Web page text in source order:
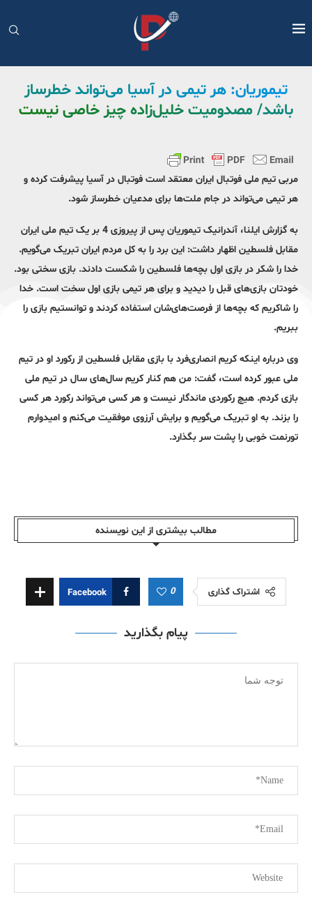
تیموریان: هر تیمی در آسیا می‌تواند خطرساز
باشد/ مصدومیت خلیل‌زاده چیز خاصی نیست
مربی تیم ملی فوتبال ایران معتقد است فوتبال در آسیا پیشرفت کرده و
هر تیمی می‌تواند در جام ملت‌ها برای مدعیان خطرساز شود.
به گزارش ایلنا، آندرانیک تیموریان پس از پیروزی 4 بر یک تیم ملی ایران
مقابل فلسطین اظهار داشت: این برد را به کل مردم ایران تبریک می‌گویم.
خدا را شکر در بازی اول بچه‌ها فلسطین را شکست دادند. بازی سختی بود.
خودتان بازی‌های قبل را دیدید و برای هر تیمی بازی اول سخت است. خدا
را شاکریم که بچه‌ها از فرصت‌های‌شان استفاده کردند و توانستیم بازی را
ببریم.
وی درباره اینکه کریم انصاری‌فرد با بازی مقابل فلسطین از رکورد او در تیم
ملی عبور کرده است،‌ گفت: من هم کنار کریم سال‌های سال در تیم ملی
بازی کردم. هیچ رکوردی ماندگار نیست و هر کسی می‌تواند رکورد هر کسی
را بزند. به او تبریک می‌گویم و برایش آرزوی موفقیت می‌کنم و امیدوارم
تورنمت خوبی را پشت سر بگذارد.
مطالب بیشتری از این نویسندە
اشتراک گذاری 0
Facebook
پیام بگذارید